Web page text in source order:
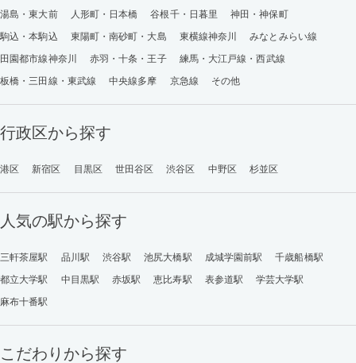
湯島・東大前
人形町・日本橋 谷根千・日暮里
神田・神保町
駒込・本駒込
東陽町・南砂町・大島 東横線神奈川
みなとみらい線
田園都市線神奈川
赤羽・十条・王子
練馬・大江戸線・西武線
板橋・三田線・東武線
中央線多摩 京急線 その他
行政区から探す
港区 新宿区 目黒区 世田谷区 渋谷区 中野区 杉並区
人気の駅から探す
三軒茶屋駅 品川駅 渋谷駅 池尻大橋駅 成城学園前駅
千歳船橋駅
都立大学駅
中目黒駅 赤坂駅 恵比寿駅 表参道駅
学芸大学駅
麻布十番駅
こだわりから探す